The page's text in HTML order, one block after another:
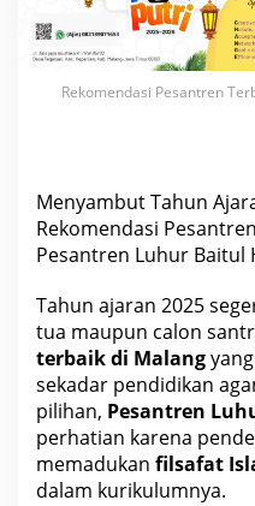
k
i
M
a
0
2
5
:
s
n
t
r
e
n
L
u
h
u
r
Rekomendasi Pesantren
Menyambut Tahun
Rekomendasi
Pesantren Luhur Baitul
Tahun ajaran 2025
tua maupun calon
terbaik di Malang
sekadar pendidikan
pilihan, Pesantren
perhatian karena
memadukan filsafat
dalam kurikulumnya.